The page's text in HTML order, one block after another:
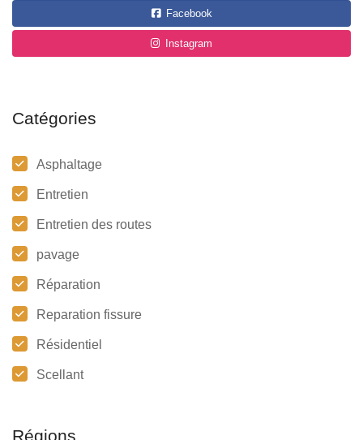
Facebook
Instagram
Catégories
Asphaltage
Entretien
Entretien des routes
pavage
Réparation
Reparation fissure
Résidentiel
Scellant
Régions